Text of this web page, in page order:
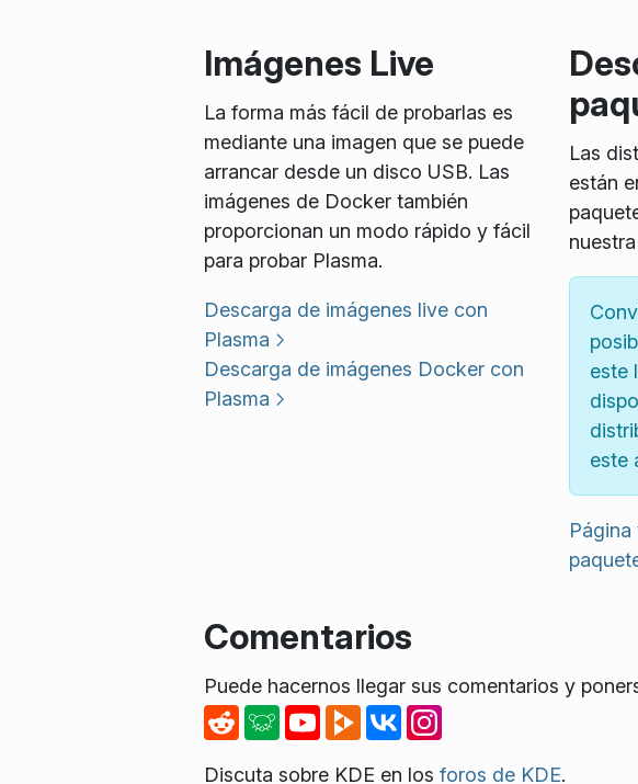
Imágenes Live
La forma más fácil de probarlas es
mediante una imagen que se puede
arrancar desde un disco USB. Las
imágenes de Docker también
proporcionan un modo rápido y fácil
para probar Plasma.
Descarga de imágenes live con
Plasma
Descarga de imágenes Docker con
Plasma
Las
están
este
este
Comentarios
Puede hacernos llegar sus comentarios y
Discuta sobre KDE en los foros de KDE.